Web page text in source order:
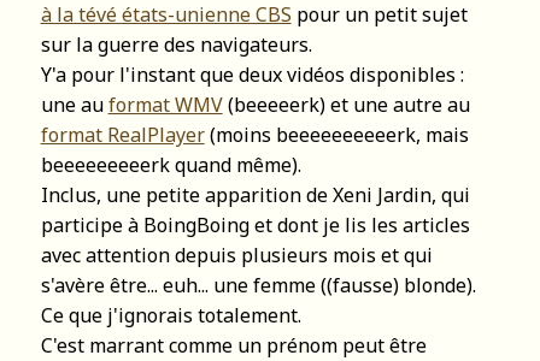
à la tévé états-unienne CBS pour un petit sujet
sur la guerre des navigateurs.
Y'a pour l'instant que deux vidéos disponibles :
une auformat WMV(beeeeerk) et une autre au
format RealPlayer(moins beeeeeeeeeerk, mais
beeeeeeeeerk quand même).
Inclus, une petite apparition de Xeni Jardin, qui
participe à BoingBoing et dont je lis les articles
avec attention depuis plusieurs mois et qui
s'avère être... euh... une femme ((fausse) blonde).
Ce que j'ignorais totalement.
C'est marrant comme un prénom peut être